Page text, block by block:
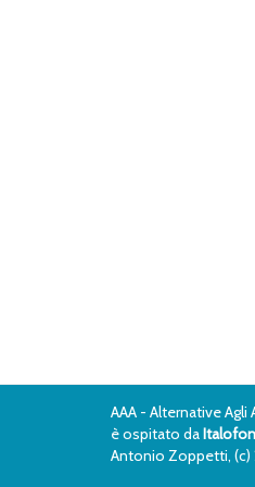
AAA - Alternative Agli
è ospitato da
Antonio Zoppetti, (c)